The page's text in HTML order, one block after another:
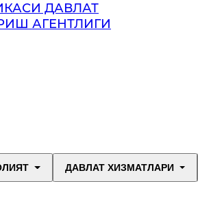
ДАВЛАТ
АГЕНТЛИГИ
ДАВЛАТ ХИЗМАТЛАРИ